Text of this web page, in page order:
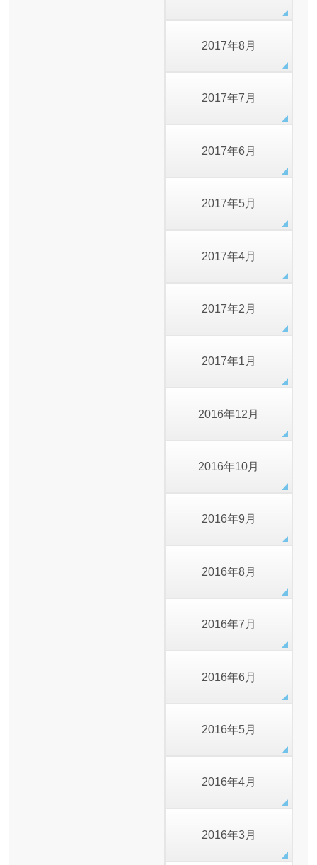
2017年8月
2017年7月
2017年6月
2017年5月
2017年4月
2017年2月
2017年1月
2016年12月
2016年10月
2016年9月
2016年8月
2016年7月
2016年6月
2016年5月
2016年4月
2016年3月